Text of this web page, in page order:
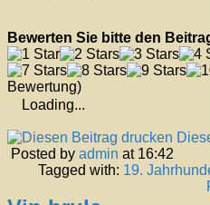
Bewerten Sie bitte den
Bewertung)
Loading...
Posted by admin at 16:42
Tagged with: 19.